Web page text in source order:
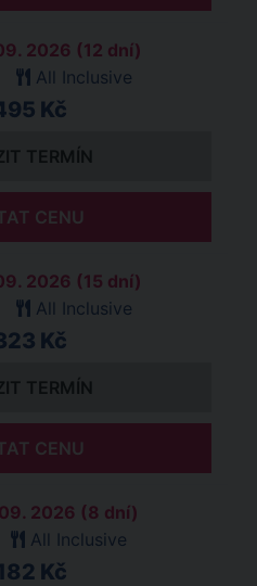
2026 (12 dní)
All Inclusive
Kč
TERMÍN
CENU
2026 (15 dní)
All Inclusive
Kč
TERMÍN
CENU
2026 (8 dní)
All Inclusive
Kč